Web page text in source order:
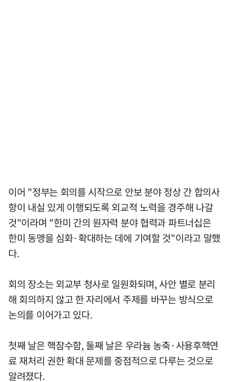
이어 "정부는 회의를 시작으로 안보 분야 정상 간 합의사
항이 내실 있게 이행되도록 외교적 노력을 경주해 나갈
것"이라며 "한미 간의 원자력 분야 협력과 파트너십은
한미 동맹을 심화·확대하는 데에 기여할 것"이라고 말했
다.
회의 장소는 외교부 청사로 일원화되며, 사안 별로 분리
해 회의하지 않고 한 자리에서 주제를 바꾸는 방식으로
논의를 이어가고 있다.
첫째 날은 핵잠수함, 둘째 날은 우라늄 농축·사용후핵연
료 재처리 권한 확대 문제를 중점적으로 다루는 것으로
알려졌다.